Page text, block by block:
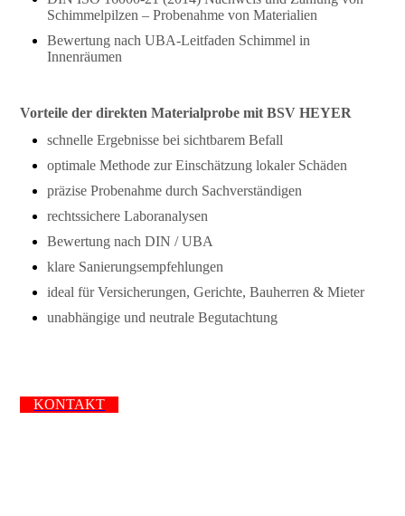
Schimmelpilzen – Probenahme von Materialien
Bewertung nach UBA-Leitfaden Schimmel in
Innenräumen
Vorteile der direkten Materialprobe mit BSV HEYER
schnelle Ergebnisse bei sichtbarem Befall
optimale Methode zur Einschätzung lokaler Schäden
präzise Probenahme durch Sachverständigen
rechtssichere Laboranalysen
Bewertung nach DIN / UBA
klare Sanierungsempfehlungen
ideal für Versicherungen, Gerichte, Bauherren & Mieter
unabhängige und neutrale Begutachtung
KONTAKT